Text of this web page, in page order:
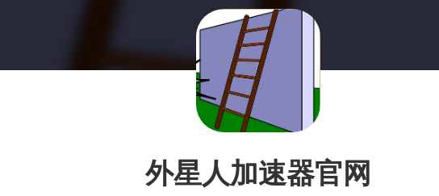
外星人加速器官网